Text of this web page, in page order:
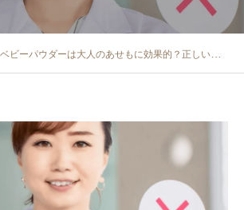
ベビーパウダーは大人のあせもに効果的？正しい使い方と注意点